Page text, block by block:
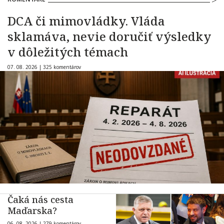
DCA či mimovládky. Vláda
sklamáva, nevie doručiť výsledky
v dôležitých témach
07. 08. 2026 | 325 komentárov
Čaká nás cesta
Maďarska?